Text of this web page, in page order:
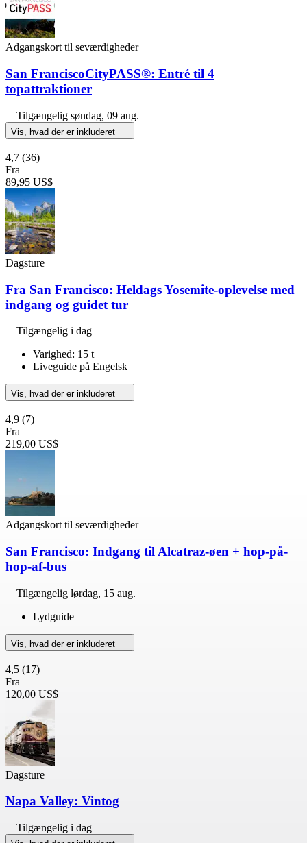
Adgangskort til seværdigheder
San FranciscoCityPASS®: Entré til 4
topattraktioner
Tilgængelig søndag, 09 aug.
Vis, hvad der er inkluderet
4,7 (36)
Fra
89,95 US$
Dagsture
Fra San Francisco: Heldags Yosemite-oplevelse med
indgang og guidet tur
Tilgængelig i dag
Varighed: 15 t
Liveguide på Engelsk
Vis, hvad der er inkluderet
4,9 (7)
Fra
219,00 US$
Adgangskort til seværdigheder
San Francisco: Indgang til Alcatraz-øen + hop-på-
hop-af-bus
Tilgængelig lørdag, 15 aug.
Lydguide
Vis, hvad der er inkluderet
4,5 (17)
Fra
120,00 US$
Dagsture
Napa Valley: Vintog
Tilgængelig i dag